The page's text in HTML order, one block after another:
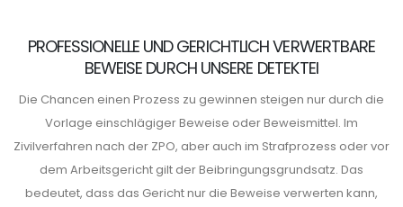
PROFESSIONELLE UND GERICHTLICH VERWERTBARE
BEWEISE DURCH UNSERE DETEKTEI
Die Chancen einen Prozess zu gewinnen steigen nur durch die
Vorlage einschlägiger Beweise oder Beweismittel. Im
Zivilverfahren nach der ZPO, aber auch im Strafprozess oder vor
dem Arbeitsgericht gilt der Beibringungsgrundsatz. Das
bedeutet, dass das Gericht nur die Beweise verwerten kann,